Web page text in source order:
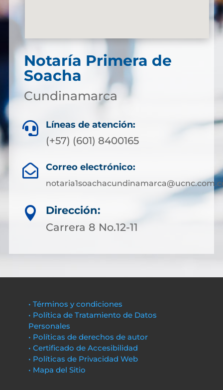
Notaría Primera de
Soacha
Cundinamarca
 Líneas de atención:
(+57) (601) 8400165
 Correo electrónico:

Dirección:
Carrera 8 No.12-11
• Términos y condiciones
• Política de Tratamiento de Datos
Personales
• Políticas de derechos de autor
• Certificado de Accesibilidad
• Políticas de Privacidad Web
• Mapa del Sitio